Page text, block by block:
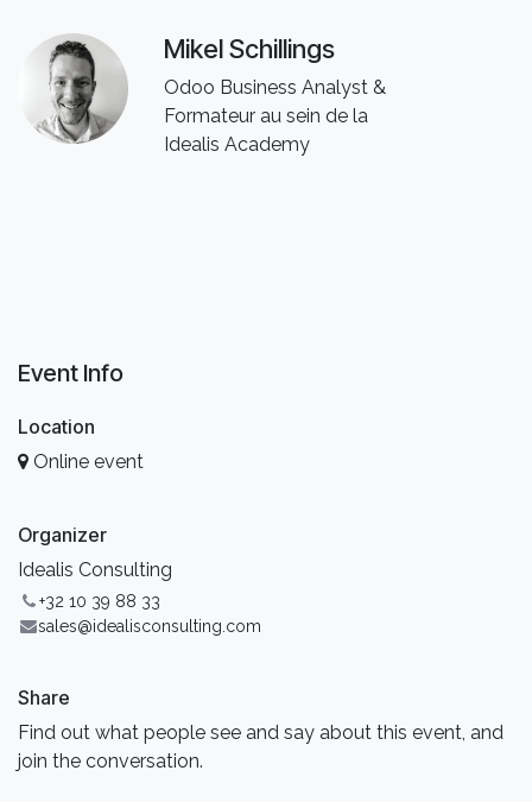
Mikel Schillings
Odoo Business Analyst &
Formateur au sein de la
Idealis Academy
Event Info
Location
Online event
Organizer
Idealis Consulting
+32 10 39 88 33
sales@idealisconsulting.com
Share
Find out what people see and say about this event, and
join the conversation.